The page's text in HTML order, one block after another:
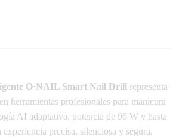
O·NAIL Smart Nail Drill representa
herramientas profesionales para manicura
AI adaptativa, potencia de 96 W y hasta
precisa, silenciosa y segura,